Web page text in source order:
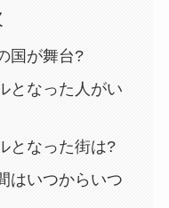
国が舞台?
となった人がい
となった街は?
はいつからいつ